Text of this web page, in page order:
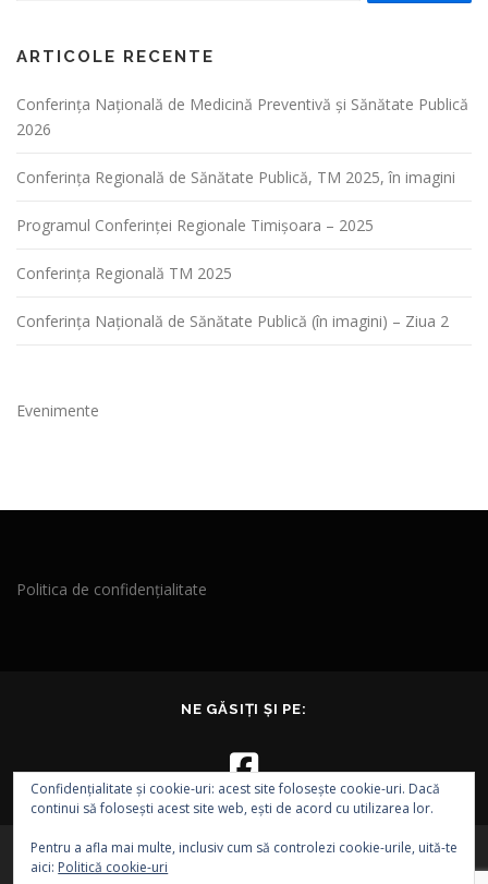
ARTICOLE RECENTE
Conferința Naţională de Medicină Preventivă şi Sănătate Publică
2026
Conferința Regională de Sănătate Publică, TM 2025, în imagini
Programul Conferinței Regionale Timișoara – 2025
Conferința Regională TM 2025
Conferința Națională de Sănătate Publică (în imagini) – Ziua 2
Evenimente
Politica de confidențialitate
NE GĂSIȚI ȘI PE:
Drepturi de autor © 2026 EVA - Asociația EPI VEST
Confidențialitate și cookie-uri: acest site folosește cookie-uri. Dacă
continui să folosești acest site web, ești de acord cu utilizarea lor.
Pentru a afla mai multe, inclusiv cum să controlezi cookie-urile, uită-te
aici: Politică cookie-uri